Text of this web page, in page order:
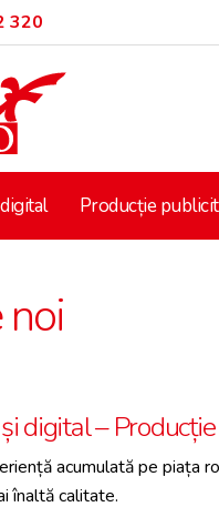
320
Producție
digital –
acumulată pe piața
înaltă calitate.